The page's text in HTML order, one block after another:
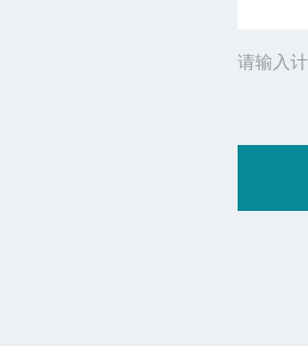
请输入